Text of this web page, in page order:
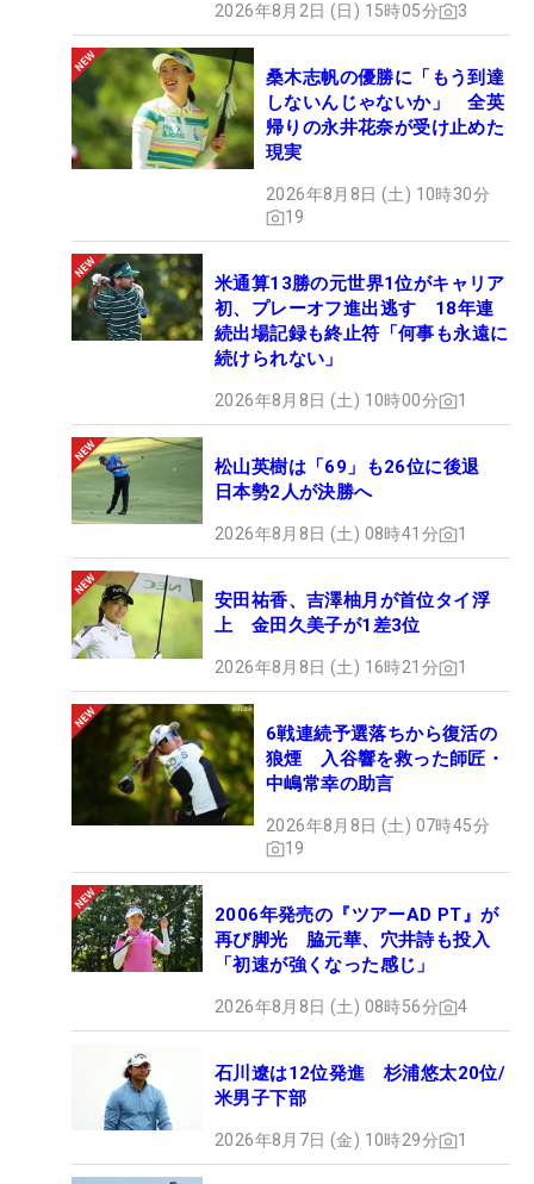
2026年8月2日 (日) 15時05分 3
桑木志帆の優勝に「もう到達
しないんじゃないか」 全英
帰りの永井花奈が受け止めた
現実
2026年8月8日 (土) 10時30分
19
米通算13勝の元世界1位がキャリア
初、プレーオフ進出逃す 18年連
続出場記録も終止符「何事も永遠に
続けられない」
2026年8月8日 (土) 10時00分 1
松山英樹は「69」も26位に後退
日本勢2人が決勝へ
2026年8月8日 (土) 08時41分 1
安田祐香、吉澤柚月が首位タイ浮
上 金田久美子が1差3位
2026年8月8日 (土) 16時21分 1
6戦連続予選落ちから復活の
狼煙 入谷響を救った師匠・
中嶋常幸の助言
2026年8月8日 (土) 07時45分
19
2006年発売の『ツアーAD PT』が
再び脚光 脇元華、穴井詩も投入
「初速が強くなった感じ」
2026年8月8日 (土) 08時56分 4
石川遼は12位発進 杉浦悠太20位/
米男子下部
2026年8月7日 (金) 10時29分 1